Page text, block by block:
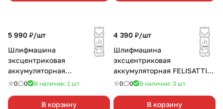
5 990 ₽/шт
Шлифмашина
эксцентриковая
аккумуляторная
GREENWORKS G24ROS без
0 0 В наличии: 1 шт
В корзину
4 390 ₽/шт
Шлифмашина
эксцентриковая
аккумуляторная FELISATTI
ЭШМ-125/18ЛЗ без АКБ и З/
0 0 В наличии: 3 шт
В корзину